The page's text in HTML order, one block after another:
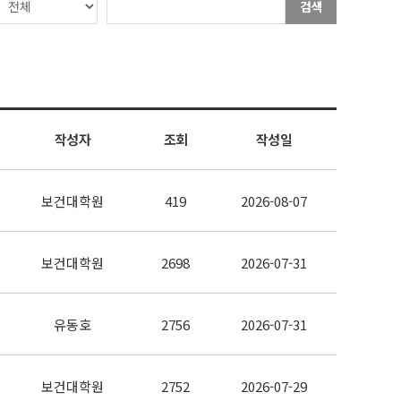
검색
작성자 조회 작성일
보건대학원 419 2026-08-07
보건대학원 2698 2026-07-31
유동호 2756 2026-07-31
보건대학원 2752 2026-07-29